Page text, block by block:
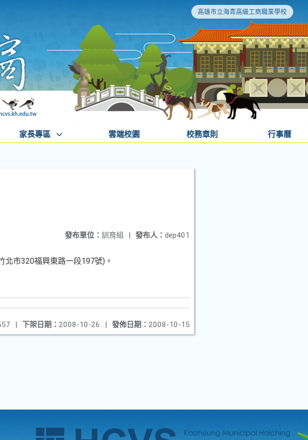
高雄市立海青高級工商職業學校
家長專區 雲端校園 校務章則 行事曆
發布人： dep401
發布單位： 訓育組 |
市320福興東路一段197號)。
發佈日期： 2008-10-15
下架日期： 2008-10-26 |
|